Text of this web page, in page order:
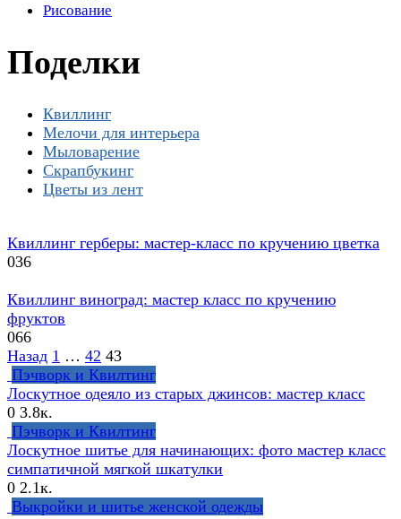
Рисование
Поделки
Квиллинг
Мелочи для интерьера
Мыловарение
Скрапбукинг
Цветы из лент
Квиллинг герберы: мастер-класс по кручению цветка
036
Квиллинг виноград: мастер класс по кручению
фруктов
066
Навигация
по
записям
Назад 1 … 42 43
Пэчворк и Квилтинг
Лоскутное одеяло из старых джинсов: мастер класс
0 3.8к.
Пэчворк и Квилтинг
Лоскутное шитье для начинающих: фото мастер класс
симпатичной мягкой шкатулки
0 2.1к.
Выкройки и шитье женской одежды